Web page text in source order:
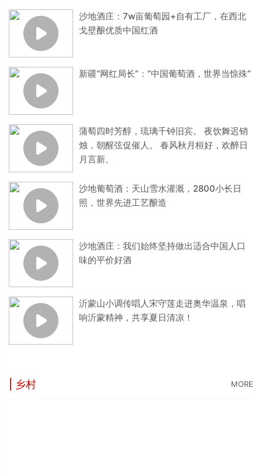
沙地酒庄：7w亩葡萄园+自有工厂，在西北
戈壁酿优质中国红酒
新疆“网红局长”：“中国葡萄酒，世界当惊殊”
蒲萄四时芳醇，琉璃千钟旧宾。 夜饮舞迟销
烛，朝醒弦促催人。 春风秋月桓好，欢醉日
月言新。
沙地葡萄酒：天山雪水灌溉，2800小长日
照，世界先进工艺酿造
沙地酒庄：我们始终坚持做出适合中国人口
味的平价好酒
沂蒙山小调传唱人宋守莲走进奥华温泉，唱
响沂蒙精神，共享夏日清凉！
| 乡村 MORE